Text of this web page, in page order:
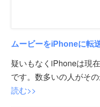
ムービーをiPhoneに転
疑いもなくiPhoneは現
です。数多いの人がそ
読む>>